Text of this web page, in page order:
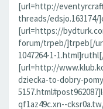
[url=http://
threads/edsjo.163174/
[url=https://
forum/trpeb/]trpeb[/
1047264-1-
[url=http://
dziecka-to-dobry-
qf1az49c.xn--